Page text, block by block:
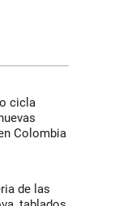
cicla
Colombia
de las